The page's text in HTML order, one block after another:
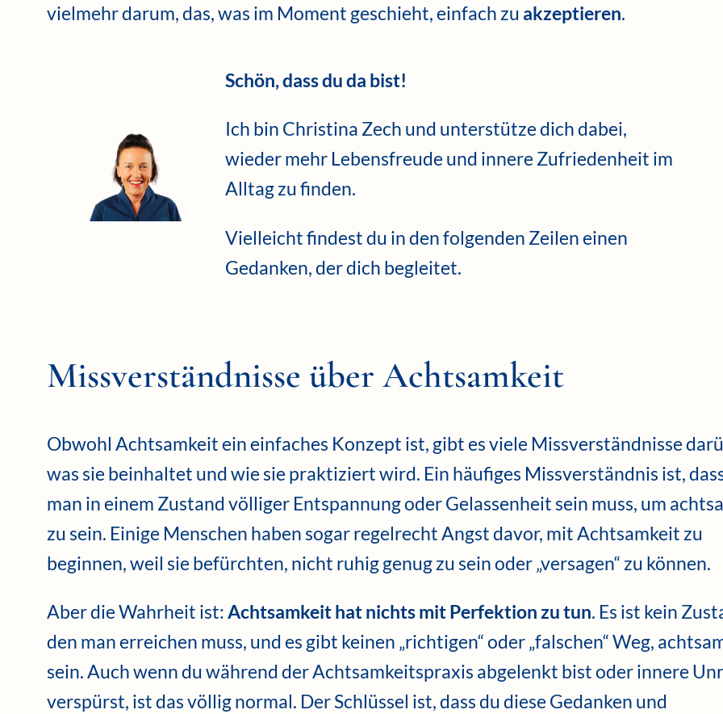
vielmehr darum, das, was im Moment geschieht, einfach zu akzeptieren.
Schön, dass du da bist!
Ich bin Christina Zech und unterstütze dich dabei,
wieder mehr Lebensfreude und innere Zufriedenheit im
Alltag zu finden.
Vielleicht findest du in den folgenden Zeilen einen
Gedanken, der dich begleitet.
Missverständnisse über Achtsamkeit
Obwohl Achtsamkeit ein einfaches Konzept ist, gibt es viele Missverständnisse
was sie beinhaltet und wie sie praktiziert wird. Ein häufiges Missverständnis ist,
man in einem Zustand völliger Entspannung oder Gelassenheit sein muss, um
zu sein. Einige Menschen haben sogar regelrecht Angst davor, mit Achtsamkeit zu
beginnen, weil sie befürchten, nicht ruhig genug zu sein oder „versagen“ zu können.
Aber die Wahrheit ist:Achtsamkeit hat nichts mit Perfektion zu tun. Es ist kein
den man erreichen muss, und es gibt keinen „richtigen“ oder „falschen“ Weg,
sein. Auch wenn du während der Achtsamkeitspraxis abgelenkt bist oder innere
verspürst, ist das völlig normal. Der Schlüssel ist, dass du diese Gedanken und